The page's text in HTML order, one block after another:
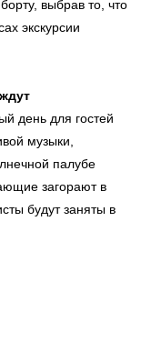
выбрав то, что
экскурсии
день для гостей
музыки,
палубе
загорают в
будут заняты в